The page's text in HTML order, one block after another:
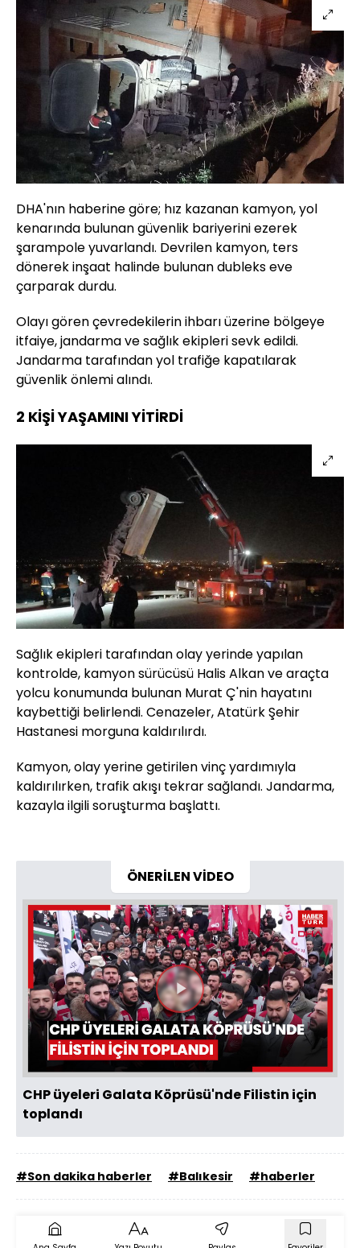
DHA'nın haberine göre; hız kazanan kamyon, yol
kenarında bulunan güvenlik bariyerini ezerek
şarampole yuvarlandı. Devrilen kamyon, ters
dönerek inşaat halinde bulunan dubleks eve
çarparak durdu.
Olayı gören çevredekilerin ihbarı üzerine bölgeye
itfaiye, jandarma ve sağlık ekipleri sevk edildi.
Jandarma tarafından yol trafiğe kapatılarak
güvenlik önlemi alındı.
2 KİŞİ YAŞAMINI YİTİRDİ
Sağlık ekipleri tarafından olay yerinde yapılan
kontrolde, kamyon sürücüsü Halis Alkan ve araçta
yolcu konumunda bulunan Murat Ç'nin hayatını
kaybettiği belirlendi. Cenazeler, Atatürk Şehir
Hastanesi morguna kaldırılırdı.
Kamyon, olay yerine getirilen vinç yardımıyla
kaldırılırken, trafik akışı tekrar sağlandı. Jandarma,
kazayla ilgili soruşturma başlattı.
ÖNERİLEN VİDEO
Videoyu
Oynat
CHP üyeleri Galata Köprüsü'nde Filistin için
toplandı
#Son dakika haberler #Balıkesir #haberler